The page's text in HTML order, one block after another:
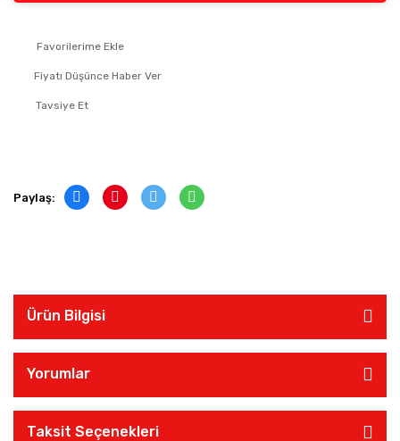
Fiyatı Düşünce Haber Ver
Tavsiye Et
Paylaş:
Ürün Bilgisi
Yorumlar
Taksit Seçenekleri